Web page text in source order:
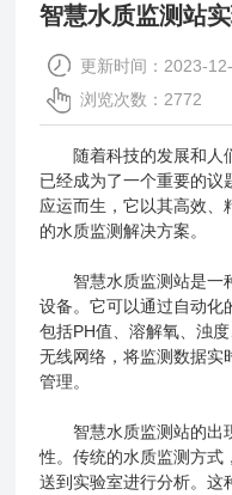
智慧水质监测站
更新时间：2023-
浏览次数：2772
随着科技的发展和人
已经成为了一个重要的议
应运而生，它以其高效、
的水质监测解决方案。
智慧水质监测站是一
设备。它可以通过自动化
包括PH值、溶解氧、浊
无线网络，将监测数据实
管理。
智慧水质监测站的出
性。传统的水质监测方式
送到实验室进行分析。这